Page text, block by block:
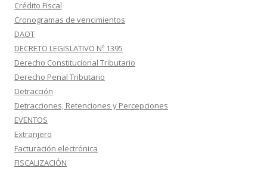
Crédito Fiscal
Cronogramas de vencimientos
DAOT
DECRETO LEGISLATIVO Nº 1395
Derecho Constitucional Tributario
Derecho Penal Tributario
Detracción
Detracciones, Retenciones y Percepciones
EVENTOS
Extranjero
Facturación electrónica
FISCALIZACIÓN